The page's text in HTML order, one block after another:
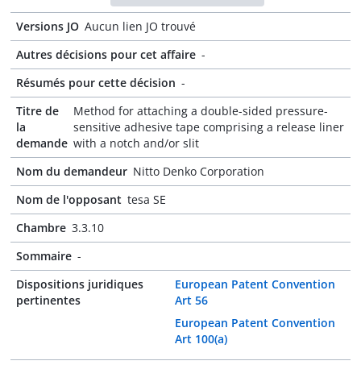
Versions JO Aucun lien JO trouvé
Autres décisions pour cet affaire -
Résumés pour cette décision -
Titre de
la
demande
Method for attaching a double-sided pressure-
sensitive adhesive tape comprising a release liner
with a notch and/or slit
Nom du demandeur Nitto Denko Corporation
Nom de l'opposant tesa SE
Chambre 3.3.10
Sommaire -
Dispositions juridiques
pertinentes
European Patent Convention
Art 56
European Patent Convention
Art 100(a)